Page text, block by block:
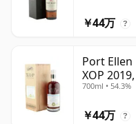
￥44万 ?
Port Ellen
XOP
700ml • 54.3%
￥44万 ?